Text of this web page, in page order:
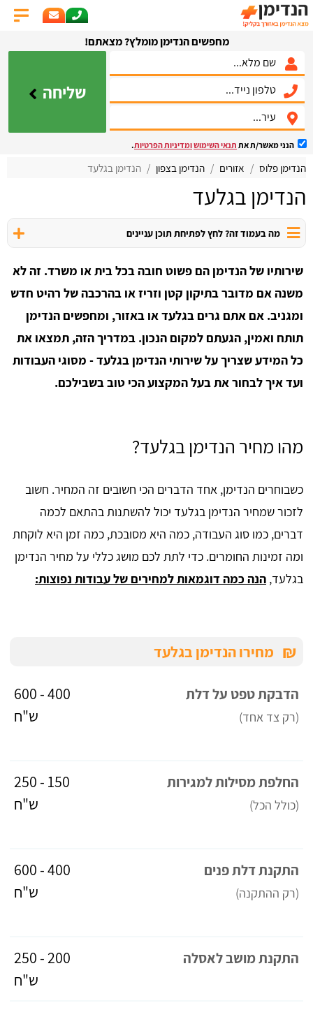
מחפשים הנדימן מומלץ? מצאתם!
שליחה
הנני מאשר/ת את תנאי השימושומדיניות הפרטיות.
הנדימן פלוס אזורים הנדימן בצפון הנדימן בגלעד
הנדימן בגלעד
מה בעמוד זה? לחץ לפתיחת תוכן עניינים
שירותיו של הנדימן הם פשוט חובה בכל בית או משרד. זה לא
משנה אם מדובר בתיקון קטן וזריז או בהרכבה של רהיט חדש
ומגניב. אם אתם גרים בגלעד או באזור, ומחפשים הנדימן
תותח ואמין, הגעתם למקום הנכון. במדריך הזה, תמצאו את
כל המידע שצריך על שירותי הנדימן בגלעד - מסוגי העבודות
ועד איך לבחור את בעל המקצוע הכי טוב בשבילכם.
מהו מחיר הנדימן בגלעד?
כשבוחרים הנדימן, אחד הדברים הכי חשובים זה המחיר. חשוב
לזכור שמחיר הנדימן בגלעד יכול להשתנות בהתאם לכמה
דברים, כמו סוג העבודה, כמה היא מסובכת, כמה זמן היא לוקחת
ומה זמינות החומרים. כדי לתת לכם מושג כללי על מחיר הנדימן
בגלעד, הנה כמה דוגמאות למחירים של עבודות נפוצות:
₪ מחירו הנדימן בגלעד
הדבקת טפט על דלת
(רק צד אחד)
400 - 600
ש"ח
החלפת מסילות למגירות
(כולל הכל)
150 - 250
ש"ח
התקנת דלת פנים
(רק ההתקנה)
400 - 600
ש"ח
התקנת מושב לאסלה
200 - 250
ש"ח